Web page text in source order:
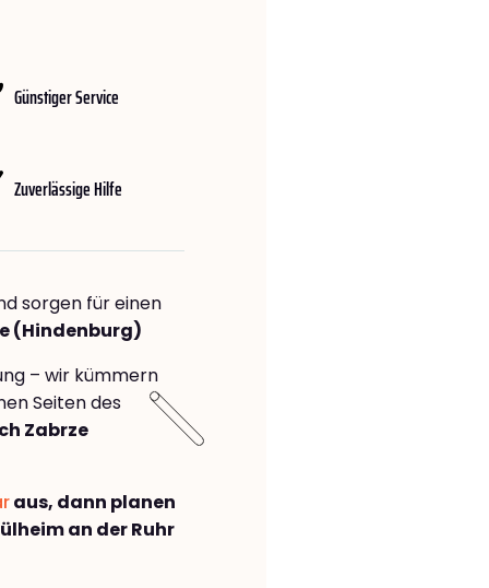
Günstiger Service
Zuverlässige Hilfe
sorgen für einen
(Hindenburg)
– wir kümmern
Seiten des
Zabrze
aus, dann planen
an der Ruhr